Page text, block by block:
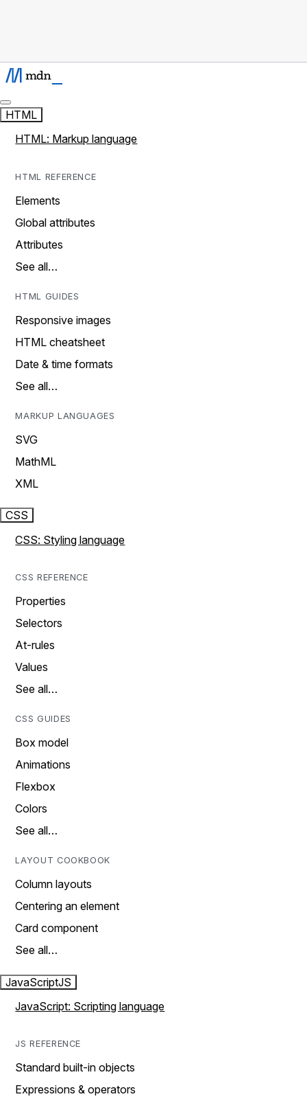
HTML
HTML: Markup language
HTML REFERENCE
Elements
Global attributes
Attributes
See all…
HTML GUIDES
Responsive images
HTML cheatsheet
Date & time formats
See all…
MARKUP LANGUAGES
SVG
MathML
XML
CSS
CSS: Styling language
CSS REFERENCE
Properties
Selectors
At-rules
Values
See all…
CSS GUIDES
Box model
Animations
Flexbox
Colors
See all…
LAYOUT COOKBOOK
Column layouts
Centering an element
Card component
See all…
JavaScriptJS
JavaScript: Scripting language
JS REFERENCE
Standard built-in objects
Expressions & operators